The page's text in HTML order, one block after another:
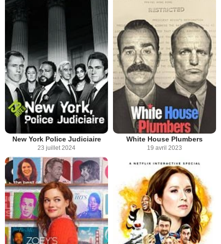
New York Police Judiciaire
23 juillet 2024
White House Plumbers
19 avril 2023